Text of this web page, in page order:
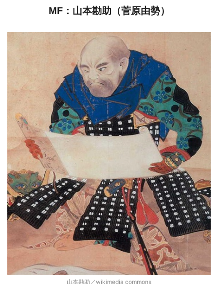
MF：山本勘助（菅原由勢）
山本勘助／wikimedia commons